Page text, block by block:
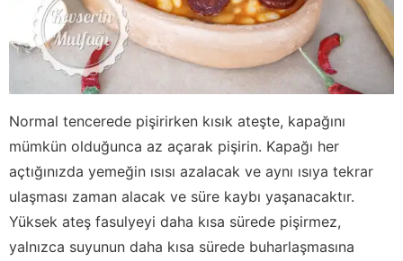
Normal tencerede pişirirken kısık ateşte, kapağını
mümkün olduğunca az açarak pişirin. Kapağı her
açtığınızda yemeğin ısısı azalacak ve aynı ısıya tekrar
ulaşması zaman alacak ve süre kaybı yaşanacaktır.
Yüksek ateş fasulyeyi daha kısa sürede pişirmez,
yalnızca suyunun daha kısa sürede buharlaşmasına